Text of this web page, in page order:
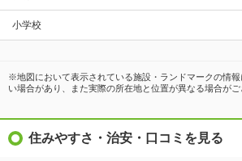
小学校
※地図において表示されている施設・ランドマークの情
い場合があり、また実際の所在地と位置が異なる場合がご
住みやすさ・治安・口コミを見る